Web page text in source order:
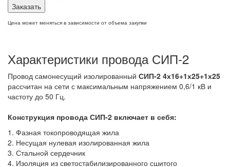
Заказать
Цена может меняться в зависимости от объема закупки
Характеристики провода СИП-2
Провод самонесущий изолированный СИП-2 4х16+1х25+1х25
рассчитан на сети с максимальным напряжением 0,6/1 кВ и
частоту до 50 Гц.
Конструкция провода СИП-2 включает в себя:
1. Фазная токопроводящая жила
2. Несущая нулевая изолированная жила
3. Стальной сердечник
4. Изоляция из светостабилизированного сшитого